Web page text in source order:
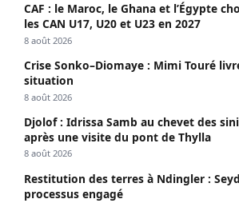
CAF : le Maroc, le Ghana et l’Égypte
les CAN U17, U20 et U23 en 2027
8 août 2026
Crise Sonko–Diomaye : Mimi Touré
situation
8 août 2026
Djolof : Idrissa Samb au chevet des
après une visite du pont de Thylla
8 août 2026
Restitution des terres à Ndingler :
processus engagé